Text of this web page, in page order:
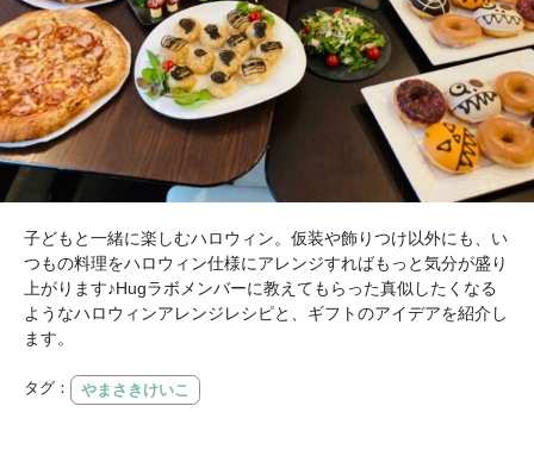
子どもと一緒に楽しむハロウィン。仮装や飾りつけ以外にも、い
つもの料理をハロウィン仕様にアレンジすればもっと気分が盛り
上がります♪Hugラボメンバーに教えてもらった真似したくなる
ようなハロウィンアレンジレシピと、ギフトのアイデアを紹介し
ます。
タグ： やまさきけいこ